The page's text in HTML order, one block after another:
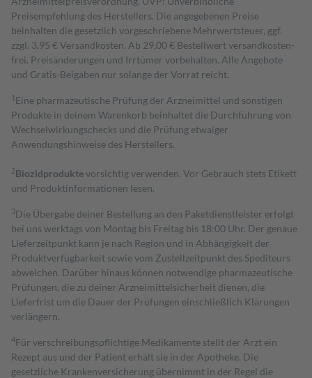
Preisempfehlung des Herstellers. Die angegebenen Preise
beinhalten die gesetzlich vorgeschriebene Mehrwertsteuer, ggf.
zzgl. 3,95 € Versandkosten. Ab 29,00 € Bestell­wert versand­kosten­
frei. Preisänderungen und Irrtümer vorbehalten. Alle Angebote
und Gratis-Beigaben nur solange der Vorrat reicht.
1 Eine pharmazeutische Prüfung der Arzneimittel und sonstigen
Produkte in deinem Warenkorb beinhaltet die Durchführung von
Wechselwirkungschecks und die Prüfung etwaiger
Anwendungshinweise des Herstellers.
2Biozidproduktevorsichtig verwenden. Vor Gebrauch stets Etikett
und Produktinformationen lesen.
3Die Übergabe deiner Bestellung an den Paketdienstleister erfolgt
bei uns werktags von Montag bis Freitag bis 18:00 Uhr. Der genaue
Lieferzeitpunkt kann je nach Region und in Abhängigkeit der
Produktverfügbarkeit sowie vom Zustellzeitpunkt des Spediteurs
abweichen. Darüber hinaus können notwendige pharmazeutische
Prüfungen, die zu deiner Arzneimittelsicherheit dienen, die
Lieferfrist um die Dauer der Prüfungen einschließlich Klärungen
verlängern.
4Für verschreibungspflichtige Medikamente stellt der Arzt ein
Rezept aus und der Patient erhält sie in der Apotheke. Die
gesetzliche Krankenversicherung übernimmt in der Regel die